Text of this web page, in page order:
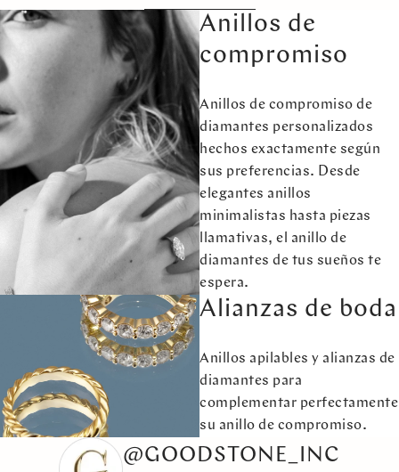
Anillos de
compromiso
Anillos de compromiso de
diamantes personalizados
hechos exactamente según
sus preferencias. Desde
elegantes anillos
minimalistas hasta piezas
llamativas, el anillo de
diamantes de tus sueños te
espera.
Alianzas de boda
Anillos apilables y alianzas de
diamantes para
complementar perfectamente
su anillo de compromiso.
@GOODSTONE_INC